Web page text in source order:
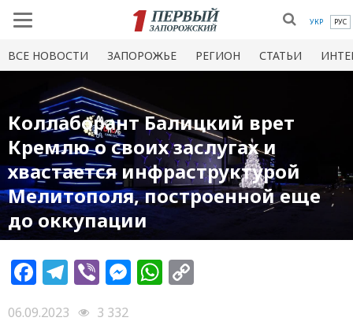
УКР РУС
ВСЕ НОВОСТИ ЗАПОРОЖЬЕ РЕГИОН СТАТЬИ
Коллаборант Балицкий врет
Кремлю о своих заслугах и
хвастается инфраструктурой
Мелитополя, построенной еще
до оккупации
Facebook
Telegram
ViberMessenger
WhatsApp
06.09.2023
3 332